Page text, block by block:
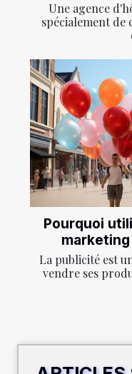
Une agence
spécialement de
Pourquoi
La publicité est
vendre ses